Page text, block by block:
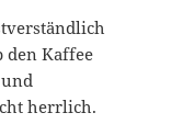
den Kaffee
herrlich.